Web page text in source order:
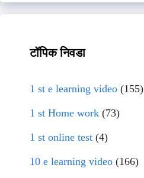
टॉपिक निवडा
1 st e learning video (155)
1 st Home work (73)
1 st online test (4)
10 e learning video (166)